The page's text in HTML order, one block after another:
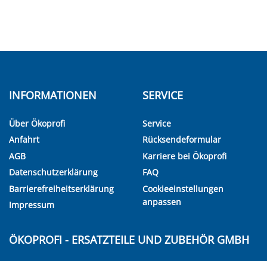
INFORMATIONEN
Über Ökoprofi
Anfahrt
AGB
Datenschutzerklärung
Barrierefreiheitserklärung
Impressum
SERVICE
Service
Rücksendeformular
Karriere bei Ökoprofi
FAQ
Cookieeinstellungen
anpassen
ÖKOPROFI - ERSATZTEILE UND ZUBEHÖR GMBH